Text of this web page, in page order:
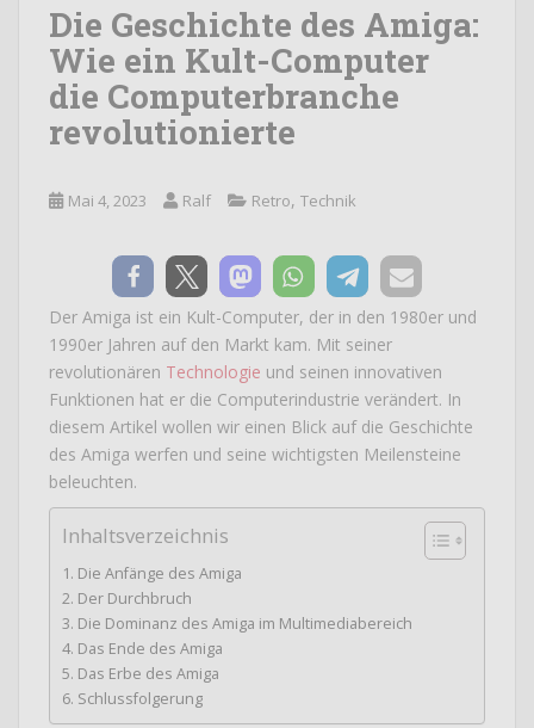
Die Geschichte des Amiga:
Wie ein Kult-Computer
die Computerbranche
revolutionierte
Mai 4, 2023 Ralf Retro, Technik
Der Amiga ist ein Kult-Computer, der in den 1980er und
1990er Jahren auf den Markt kam. Mit seiner
revolutionären Technologie und seinen innovativen
Funktionen hat er die Computerindustrie verändert. In
diesem Artikel wollen wir einen Blick auf die Geschichte
des Amiga werfen und seine wichtigsten Meilensteine
beleuchten.
Inhaltsverzeichnis
Die Anfänge des Amiga
Der Durchbruch
Die Dominanz des Amiga im Multimediabereich
Das Ende des Amiga
Das Erbe des Amiga
Schlussfolgerung